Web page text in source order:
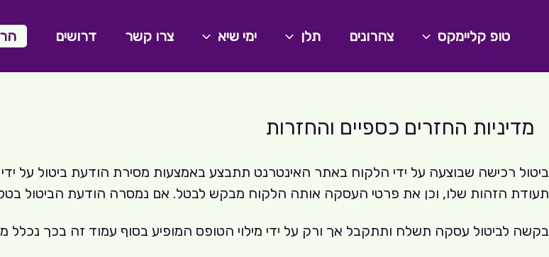
טופ קליימקס צהרונים תלן ימי שיא צרו קשר דרושים
מדיניות החזרים כספיים והחזרות
ביטול רכישה שבוצעה על ידי הלקוח באתר האינטרנט תתבצע באמצעות מסירת הודעת ביטול על
תעודת הזהות שלו, וכן את פרטי העסקה אותה הלקוח מבקש לבטל. אם נמסרה הודעת הביטול
בקשה לביטול עסקה תשלח ותתקבל אך ורק על ידי מילוי הטופס המופיע בסוף עמוד זה בכך נכלל